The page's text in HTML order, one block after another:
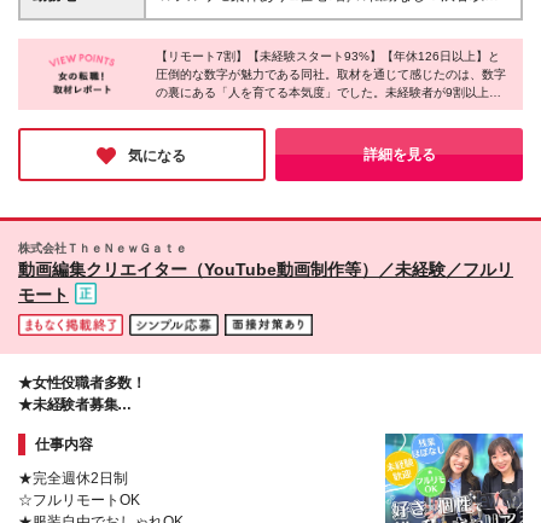
ン力を活かしたい方 □新しいことへの好奇心・成長意
ながら仕事を進めることが好きな方
します。 ※経験・年齢を考慮の上、当社規定により優
遇します ※試用期間2ヶ月～1年間（試用期間中の給
与は月給20万1064円～／残業が発生した場合は別途
歩5分の駅近オフィス◎ ★研修は東京にて実施します
本社、または全国のプロジェクト先で勤務いただきま
す！ └ご自宅から通える範囲を目安に決定いたします
【本社】 東京都渋谷区渋谷3-11-11 IVYイーストビル
9F (変更の範囲)上記を除く当社関連勤務地
【リモート7割】【未経験スタート93%】【年休126日以上】と
圧倒的な数字が魅力である同社。取材を通じて感じたのは、数字
の裏にある「人を育てる本気度」でした。未経験者が9割以上を
占めながらも、最長1年の研修で一人ひとりをしっかりサポー
ト。さらに、リモートを活用でき、土日休み、残業も少ないた
め、長く活躍できることも魅力だと感じました！将来の働き方を
考えているあなたに、ぜひ注目してほしい一社です。
気になる 詳細を見る
株式会社ＴｈｅＮｅｗＧａｔｅ
動画編集クリエイター（YouTube動画制作等）／未経験／フルリ
モート
★女性役職者多数！
★未経験者募集
★憧れや夢をあきらめない
仕事内容
★完全週休2日制
☆フルリモートOK